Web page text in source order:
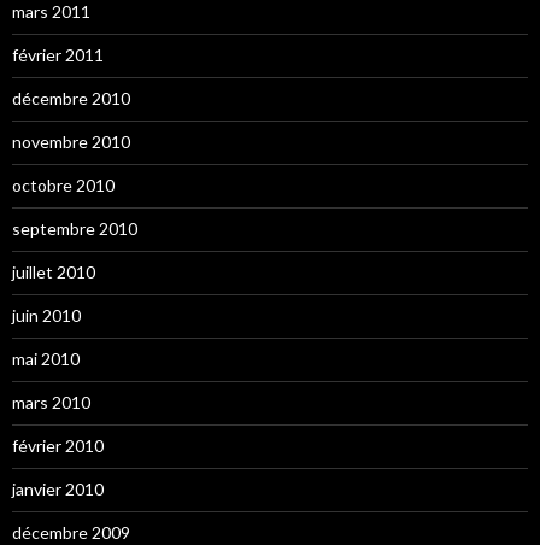
mars 2011
février 2011
décembre 2010
novembre 2010
octobre 2010
septembre 2010
juillet 2010
juin 2010
mai 2010
mars 2010
février 2010
janvier 2010
décembre 2009